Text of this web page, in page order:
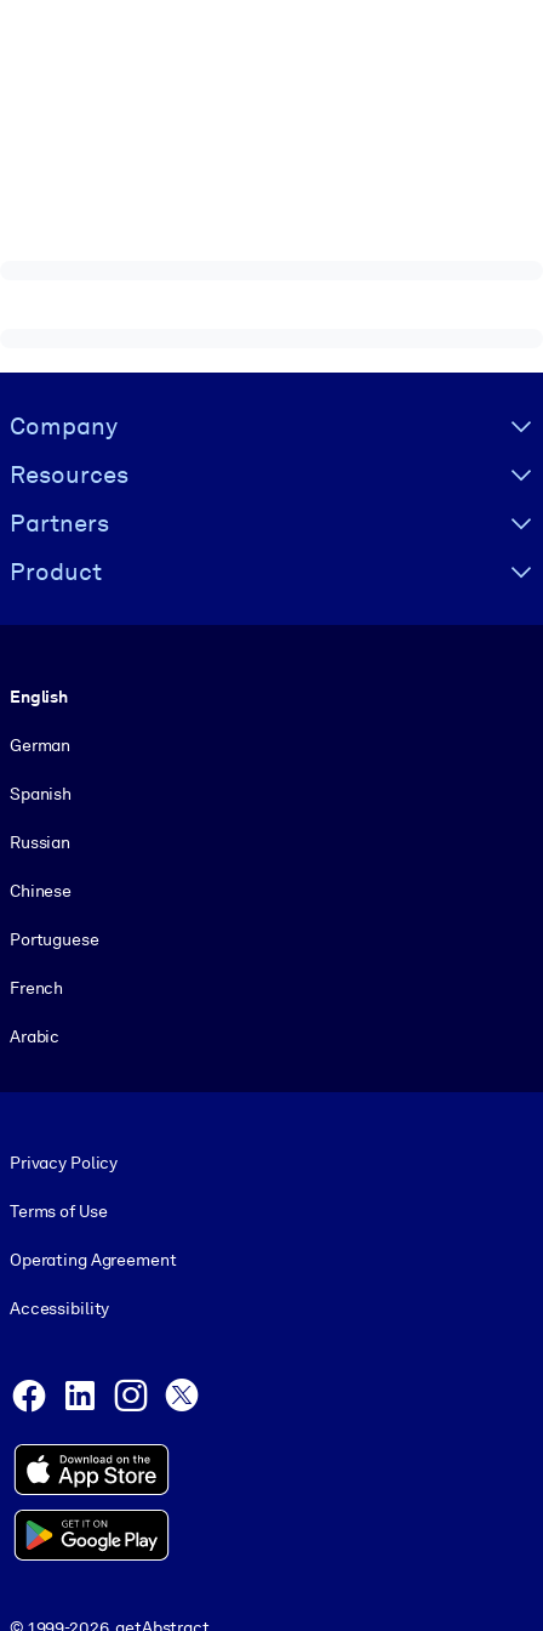
Visually hidden Text
Company
Resources
Partners
Product
English
German
Spanish
Russian
Chinese
Portuguese
French
Arabic
Privacy Policy
Terms of Use
Operating Agreement
Accessibility
Facebook
LinkedInInstagram